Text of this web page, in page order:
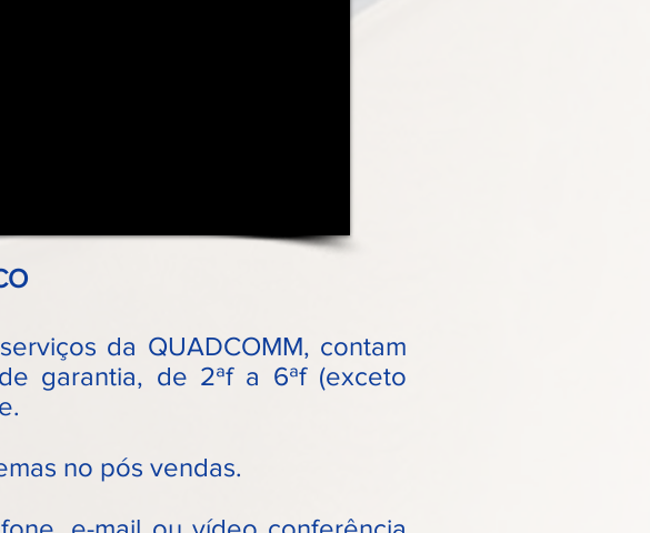
da QUADCOMM, contam
garantia, de 2ªf a 6ªf (exceto
no pós vendas.